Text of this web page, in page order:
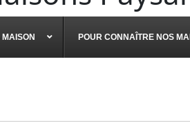
POUR CONNAÎTRE NOS